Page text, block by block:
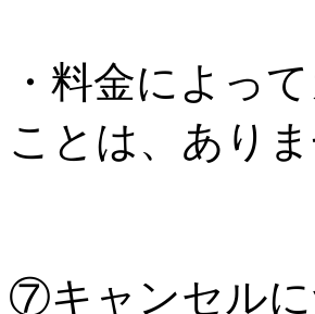
・料金によっ
ことは、ありま
⑦キャンセルに